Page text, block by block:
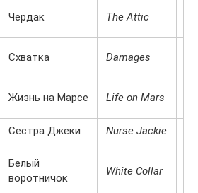
Чердак The Attic
Схватка Damages
Жизнь на Марсе Life on Mars
Сестра Джеки Nurse Jackie
Белый
воротничок
White Collar